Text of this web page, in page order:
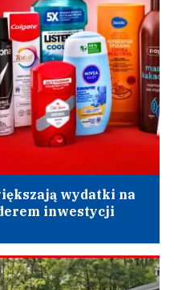
wydatki na
inwestycji